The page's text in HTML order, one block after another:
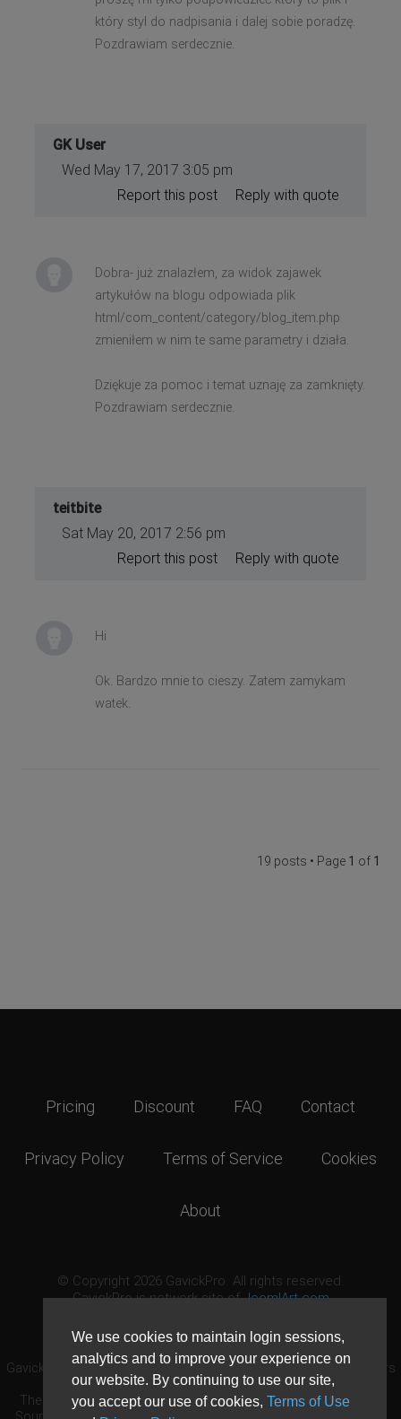
We use cookies to maintain login sessions,
analytics and to improve your experience on
our website. By continuing to use our site,
you accept our use of cookies, Terms of Use
który styl do nadpisania i dalej sobie poradzę.
Pozdrawiam serdecznie.
GK User
Wed May 17, 2017 3:05 pm
Reply with quote
Report this post
Dobra- już znalazłem, za widok zajawek
artykułów na blogu odpowiada plik
html/com_content/category/blog_item.php
zmieniłem w nim te same parametry i działa.
Dziękuje za pomoc i temat uznaję za zamknięty.
Pozdrawiam serdecznie.
teitbite
Sat May 20, 2017 2:56 pm
Reply with quote
Report this post
Hi
Ok. Bardzo mnie to cieszy. Zatem zamykam
watek.
19 posts • Page 1 of 1
Pricing Discount FAQ Contact
Privacy Policy Terms of Service Cookies
About
© Copyright 2026 GavickPro. All rights reserved.
GavickPro is network site ofJoomlArt.com
GavickPro® is not affiliated with or endorsed by Open Source Matters
or the Joomla! Project.
The Joomla! logo is used under a limited license granted by Open
Source Matters the trademark holder in the United States and other